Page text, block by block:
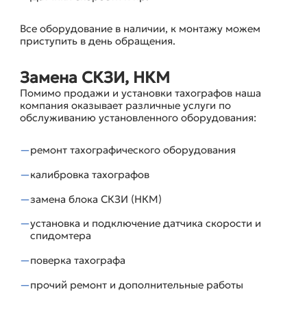
Все оборудование в наличии, к монтажу можем
приступить в день обращения.
Замена СКЗИ, НКМ
Помимо продажи и установки тахографов наша
компания оказывает различные услуги по
обслуживанию установленного оборудования:
ремонт тахографического оборудования
калибровка тахографов
замена блока СКЗИ (НКМ)
установка и подключение датчика скорости и
спидомтера
поверка тахографа
прочий ремонт и дополнительные работы